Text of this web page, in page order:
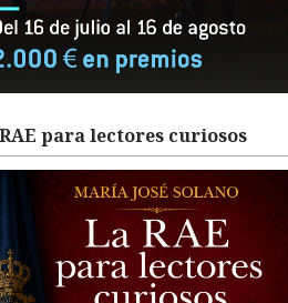
para lectores curiosos